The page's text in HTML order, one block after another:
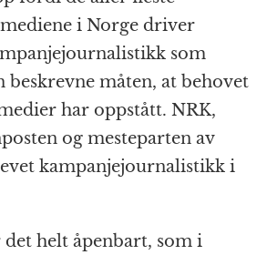
i Norge driver
som
beskrevne måten, at behovet
har oppstått. NRK,
og mesteparten av
kampanjejournalistikk i
det helt åpenbart, som i